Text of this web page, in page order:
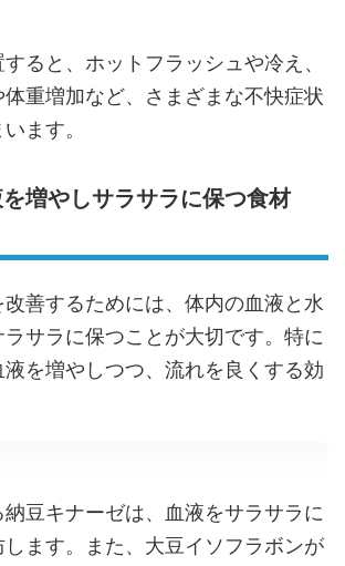
ると、ホットフラッシュや冷え、
重増加など、さまざまな不快症状
ます。
増やしサラサラに保つ食材
改善するためには、体内の血液と水
サラに保つことが大切です。特に
を増やしつつ、流れを良くする効
豆キナーゼは、血液をサラサラに
します。また、大豆イソフラボンが